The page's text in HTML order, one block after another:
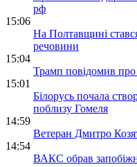
рф
15:06
На Полтавщині
речовини
15:04
Трамп повідомив про
15:01
Білорусь почала
поблизу Гомеля
14:59
Ветеран Дмитро
14:54
ВАКС обрав